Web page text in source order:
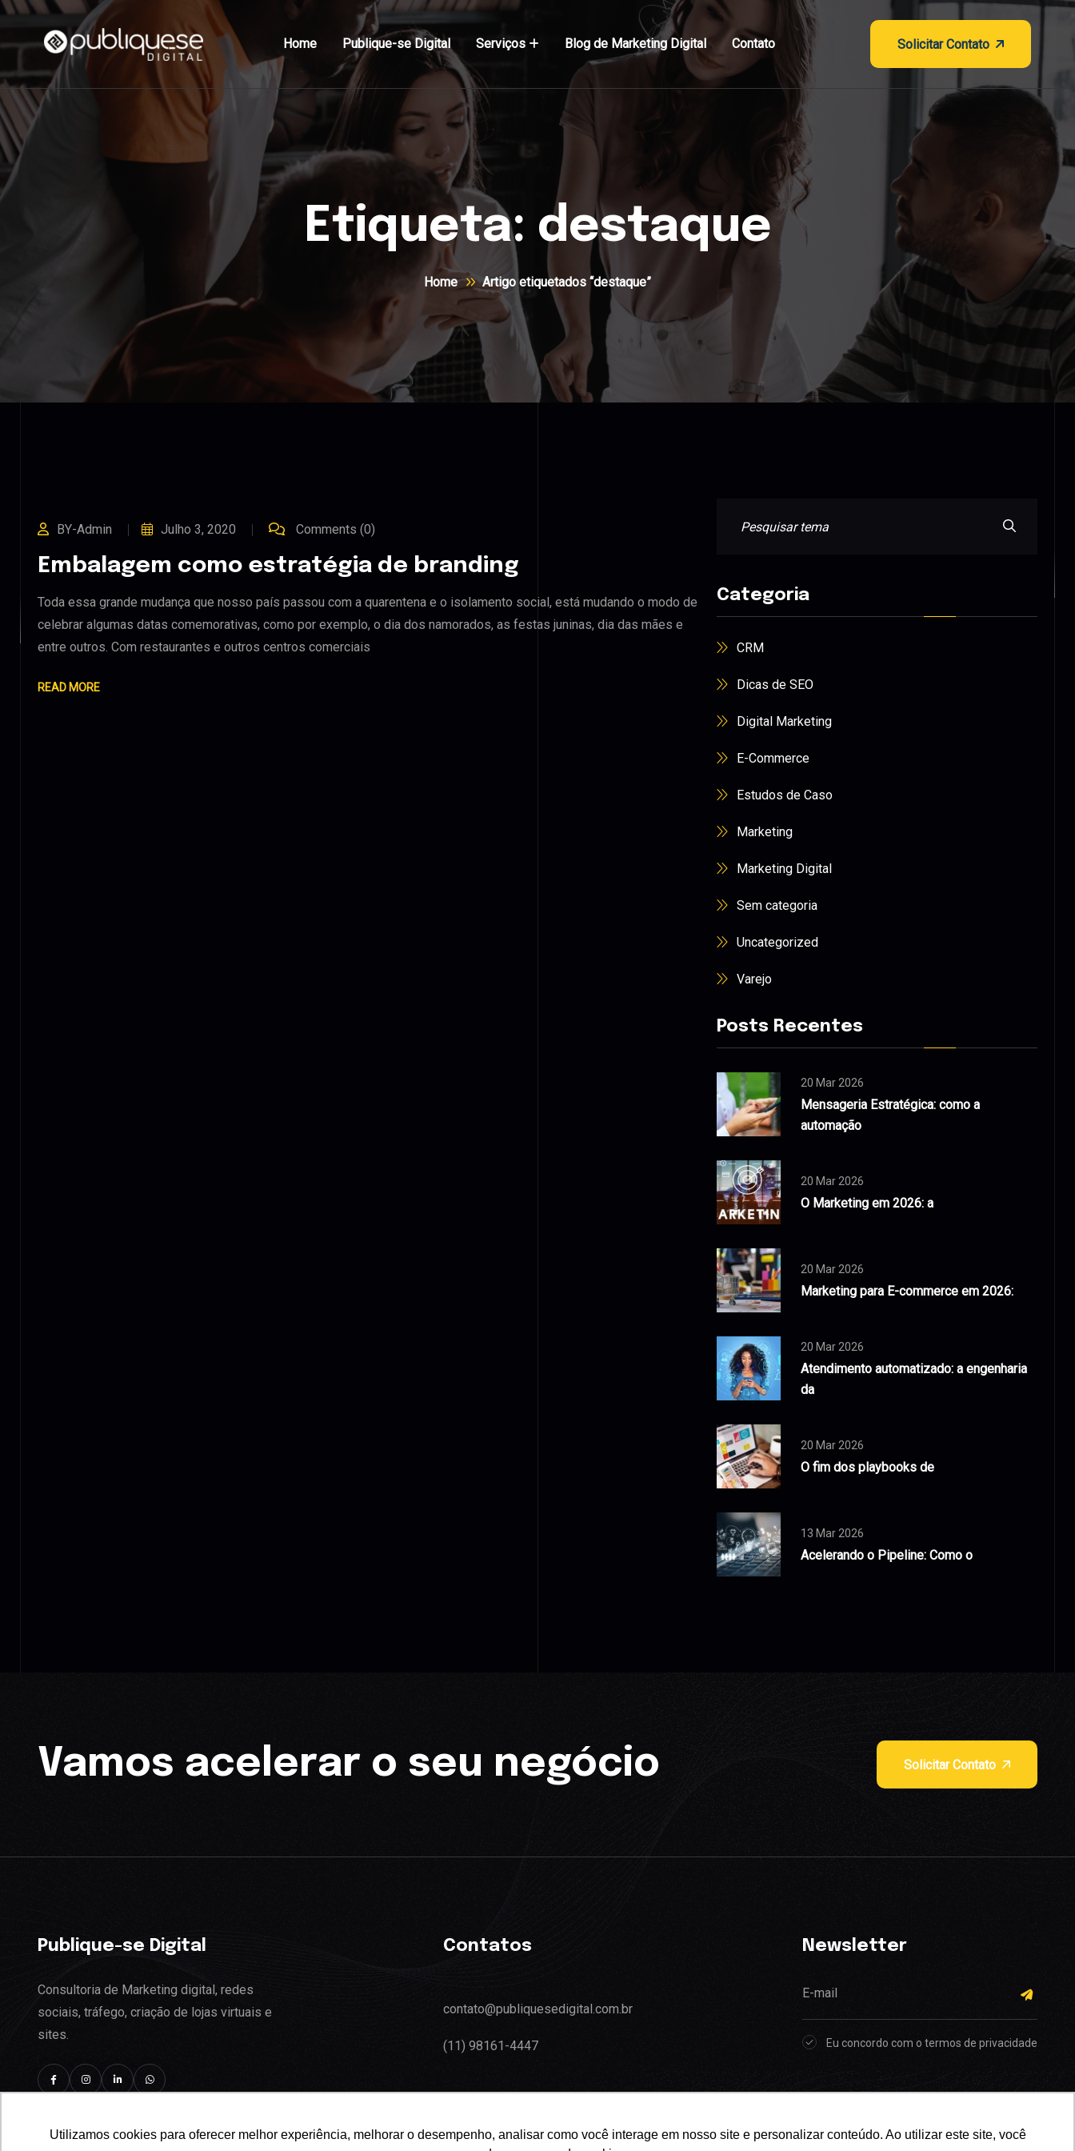
Utilizamos cookies para oferecer melhor experiência, melhorar o desempenho, analisar como você interage em nosso site e personalizar conteúdo. Ao utilizar este site, você
Home Publique-se Digital Serviços Blog de Marketing Digital Contato Solicitar Contato
Etiqueta: destaque
Home Artigo etiquetados “destaque”
BY-Admin Julho 3, 2020 Comments (0)
Embalagem como estratégia de branding
Toda essa grande mudança que nosso país passou com a quarentena e o isolamento social, está mudando o modo de
celebrar algumas datas comemorativas, como por exemplo, o dia dos namorados, as festas juninas, dia das mães e
entre outros. Com restaurantes e outros centros comerciais
READ MORE
Categoria
CRM
Dicas de SEO
Digital Marketing
E-Commerce
Estudos de Caso
Marketing
Marketing Digital
Sem categoria
Uncategorized
Varejo
Posts Recentes
20 Mar 2026
Mensageria Estratégica: como a
automação
20 Mar 2026
O Marketing em 2026: a
20 Mar 2026
Marketing para E-commerce em 2026:
20 Mar 2026
Atendimento automatizado: a engenharia
da
20 Mar 2026
O fim dos playbooks de
13 Mar 2026
Acelerando o Pipeline: Como o
Vamos acelerar o seu negócio Solicitar Contato
Publique-se Digital
Consultoria de Marketing digital, redes
sociais, tráfego, criação de lojas virtuais e
sites.
Contatos
contato@publiquesedigital.com.br
(11) 98161-4447
Newsletter
Eu concordo com o termos de privacidade